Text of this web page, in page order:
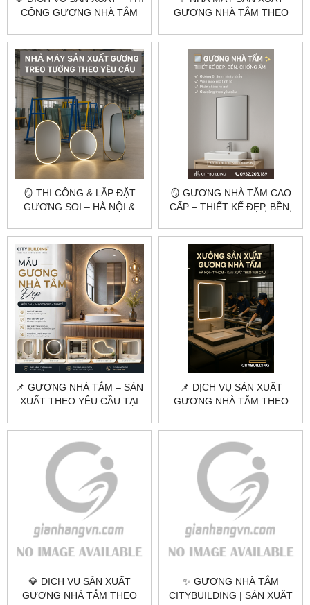
CÔNG GƯƠNG NHÀ TẮM
PVD | CITYBUILDING HÀ
NỘI & TP.HCM
GƯƠNG NHÀ TẮM THEO
CITYBUILDING
🪞 THI CÔNG & LẮP ĐẶT
GƯƠNG SOI – HÀ NỘI &
🪞 GƯƠNG NHÀ TẮM CAO
CẤP – THIẾT KẾ ĐẸP, BỀN,
🛁
📌 GƯƠNG NHÀ TẮM – SẢN
XUẤT THEO YÊU CẦU TẠI
📌 DỊCH VỤ SẢN XUẤT
GƯƠNG NHÀ TẮM THEO
TPHCM
💎 DỊCH VỤ SẢN XUẤT
GƯƠNG NHÀ TẮM THEO
✨ GƯƠNG NHÀ TẮM
CITYBUILDING | SẢN XUẤT